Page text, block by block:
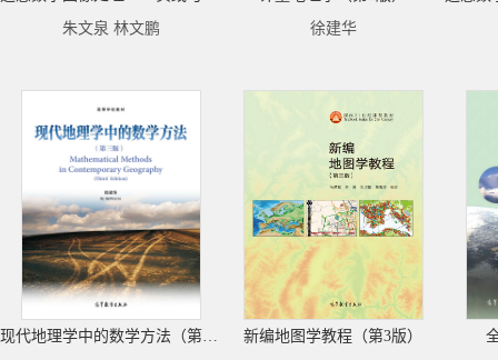
朱文泉 林文鹏
徐建华
现代地理学中的数学方法（第三版）
新编地图学教程（第3版）